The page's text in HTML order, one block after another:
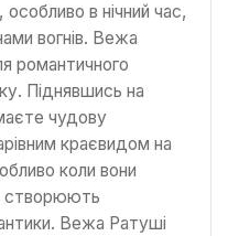
, особливо в нічний час,
вогнів. Вежа
романтичного
Піднявшись на
чудову
краєвидом на
коли вони
створюють
Вежа Ратуші